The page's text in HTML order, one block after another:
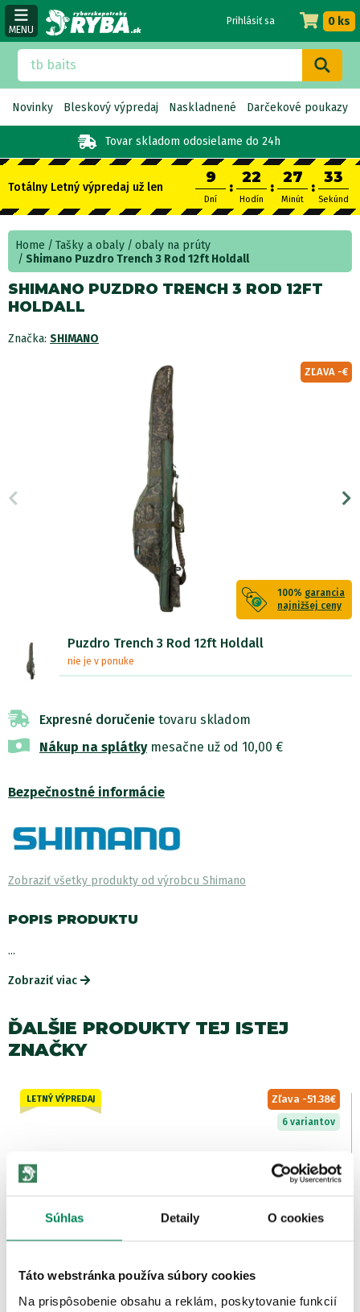
Súhlas Detaily O cookies
Táto webstránka používa súbory cookies
Na prispôsobenie obsahu a reklám, poskytovanie funkcií
MENU
Tovar skladom odosielame do 24h
Prihlásiť sa 0 ks
Novinky Bleskový výpredaj Naskladnené Darčekové poukazy
Totálny Letný výpredaj už len
9
Dní
:
22
Hodín
:
27
Minút
:
32
Sekúnd
Home Tašky a obaly
obaly na prúty
Shimano Puzdro Trench 3 Rod 12ft Holdall
SHIMANO PUZDRO TRENCH 3 ROD 12FT
HOLDALL
Značka: SHIMANO
ZĽAVA -€
100% garancia
najnižšej ceny
Puzdro Trench 3 Rod 12ft Holdall
nie je v ponuke
Expresné doručenie tovaru skladom
Nákup na splátkymesačne už od 10,00 €
Bezpečnostné informácie
Zobraziť všetky produkty od výrobcu Shimano
POPIS PRODUKTU
...
Zobraziť viac
ĎALŠIE PRODUKTY TEJ ISTEJ
ZNAČKY
LETNÝ VÝPREDAJ Zľava -51.38€
6 variantov
Shimano Udica TX-5A Carp
OD 159.52 €
pôvodneod 210.90 €